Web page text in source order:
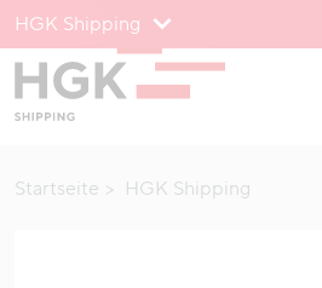
Zum Menü
Zum Inhalt
HGK Shipping
Startseite HGK Shipping